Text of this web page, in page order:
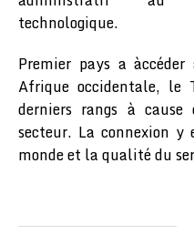
technologique.
Premier pays a
Afrique occidentale, le
derniers rangs à
secteur. La connexion
monde et la qualité du